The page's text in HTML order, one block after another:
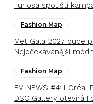
Furiosa spouští
Fashion Map
Met Gala 2027 bude
Nejočekávanější
Fashion Map
FM NEWS #4: L’Oréal
DSC Gallery otevírá